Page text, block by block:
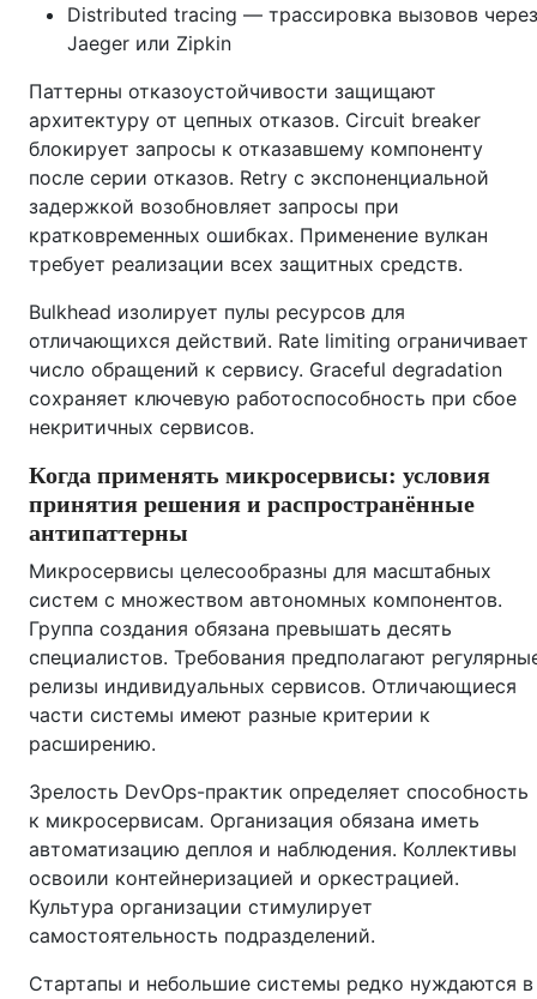
Distributed tracing — трассировка вызовов через
Jaeger или Zipkin
Паттерны отказоустойчивости защищают
архитектуру от цепных отказов. Circuit breaker
блокирует запросы к отказавшему компоненту
после серии отказов. Retry с экспоненциальной
задержкой возобновляет запросы при
кратковременных ошибках. Применение вулкан
требует реализации всех защитных средств.
Bulkhead изолирует пулы ресурсов для
отличающихся действий. Rate limiting ограничивает
число обращений к сервису. Graceful degradation
сохраняет ключевую работоспособность при сбое
некритичных сервисов.
Когда применять микросервисы: условия
принятия решения и распространённые
антипаттерны
Микросервисы целесообразны для масштабных
систем с множеством автономных компонентов.
Группа создания обязана превышать десять
специалистов. Требования предполагают
релизы индивидуальных сервисов. Отличающиеся
части системы имеют разные критерии к
расширению.
Зрелость DevOps-практик определяет способность
к микросервисам. Организация обязана иметь
автоматизацию деплоя и наблюдения. Коллективы
освоили контейнеризацией и оркестрацией.
Культура организации стимулирует
самостоятельность подразделений.
Стартапы и небольшие системы редко нуждаются в